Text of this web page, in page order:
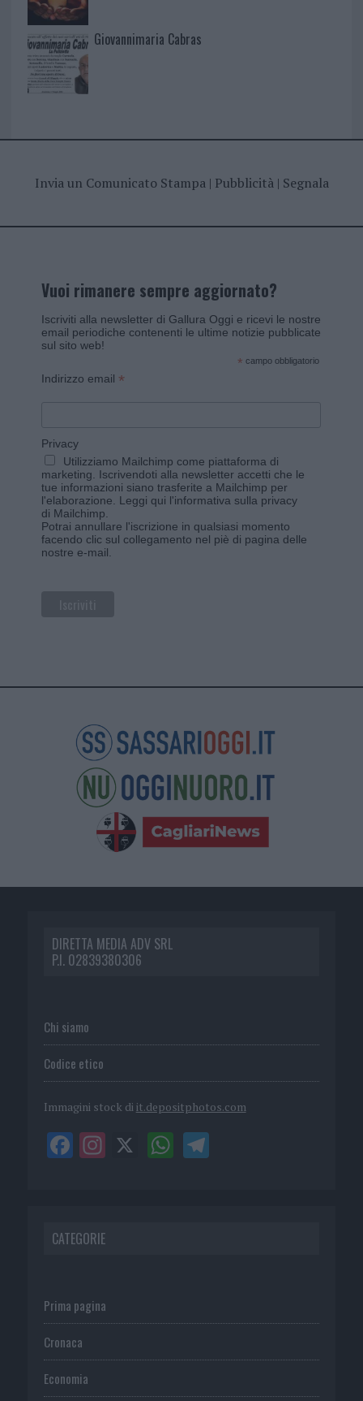
Giovannimaria Cabras
Invia un Comunicato Stampa| Pubblicità| Segnala
Vuoi rimanere sempre aggiornato?
Iscriviti alla newsletter di Gallura Oggi e ricevi le nostre
email periodiche contenenti le ultime notizie pubblicate
sul sito web!
* campo obbligatorio
Indirizzo email *
Privacy
Utilizziamo Mailchimp come piattaforma di
marketing. Iscrivendoti alla newsletter accetti che le
tue informazioni siano trasferite a Mailchimp per
l'elaborazione. Leggi qui l'informativa sulla privacy
di Mailchimp
Potrai annullare l'iscrizione in qualsiasi momento
facendo clic sul collegamento nel piè di pagina delle
nostre e-mail.
DIRETTA MEDIA ADV SRL
P.I. 02839380306
Chi siamo
Codice etico
Immagini stock di it.depositphotos.com
CATEGORIE
Prima pagina
Cronaca
Economia